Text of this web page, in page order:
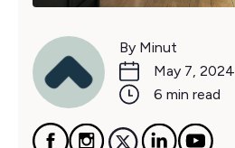
By Minut
May 7, 2024
6 min read